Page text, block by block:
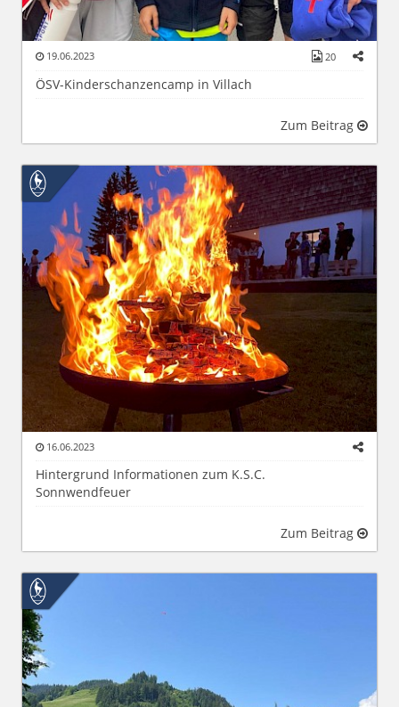
19.06.2023 20
ÖSV-Kinderschanzencamp in Villach
Zum Beitrag
16.06.2023
Hintergrund Informationen zum K.S.C.
Sonnwendfeuer
Zum Beitrag